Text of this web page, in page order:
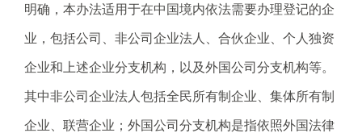
明确，本办法适用于在中国境内依法需要办理登记的企
业，包括公司、非公司企业法人、合伙企业、个人独资
企业和上述企业分支机构，以及外国公司分支机构等。
其中非公司企业法人包括全民所有制企业、集体所有制
企业、联营企业；外国公司分支机构是指依照外国法律